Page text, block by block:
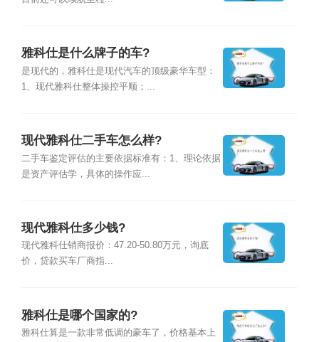
雅科仕是什么牌子的车?
是现代的，雅科仕是现代汽车的顶级豪华车型：
1、现代雅科仕整体操控平顺；...
现代雅科仕二手车怎么样?
二手车鉴定评估的主要依据标准有：1、理论依据
是资产评估学，具体的操作应...
现代雅科仕多少钱?
现代雅科仕销商报价：47.20-50.80万元，询底
价，贷款买车厂商指...
雅科仕是哪个国家的?
雅科仕算是一款非常低调的豪车了，价格基本上